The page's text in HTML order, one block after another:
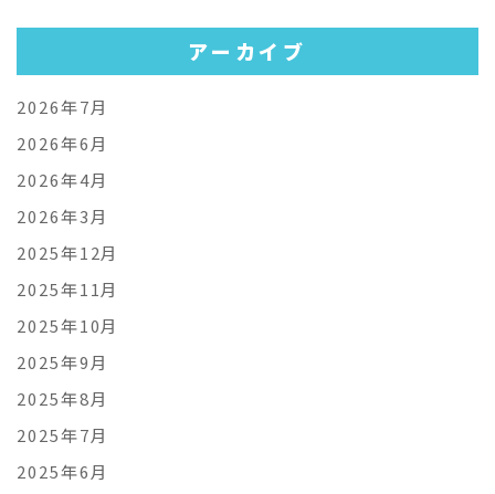
アーカイブ
2026年7月
2026年6月
2026年4月
2026年3月
2025年12月
2025年11月
2025年10月
2025年9月
2025年8月
2025年7月
2025年6月